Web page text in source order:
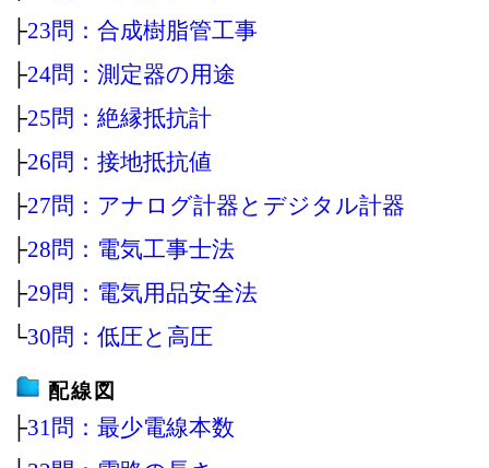
├23問：合成樹脂管工事
├24問：測定器の用途
├25問：絶縁抵抗計
├26問：接地抵抗値
├27問：アナログ計器とデジタル計器
├28問：電気工事士法
├29問：電気用品安全法
└30問：低圧と高圧
配線図
├31問：最少電線本数